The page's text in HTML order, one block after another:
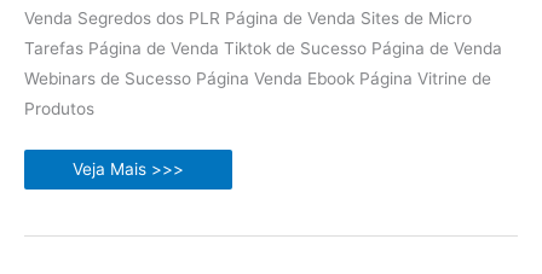
Venda Segredos dos PLR Página de Venda Sites de Micro
Tarefas Página de Venda Tiktok de Sucesso Página de Venda
Webinars de Sucesso Página Venda Ebook Página Vitrine de
Produtos
Pack
Veja Mais >>>